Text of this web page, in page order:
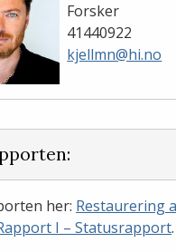
Forsker
41440922
kjellmn@hi.no
her: Restaurering
I – Statusrapport.